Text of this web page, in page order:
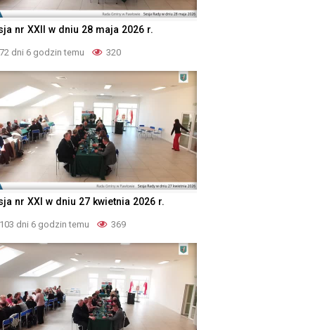
nr XXII w dniu 28 maja 2026 r.
72 dni 6 godzin temu 320
nr XXI w dniu 27 kwietnia 2026 r.
103 dni 6 godzin temu 369